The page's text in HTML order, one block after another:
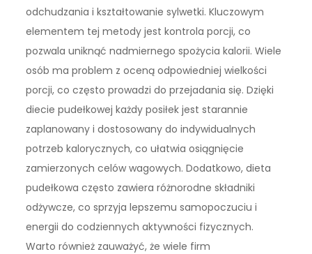
odchudzania i kształtowanie sylwetki. Kluczowym
elementem tej metody jest kontrola porcji, co
pozwala uniknąć nadmiernego spożycia kalorii. Wiele
osób ma problem z oceną odpowiedniej wielkości
porcji, co często prowadzi do przejadania się. Dzięki
diecie pudełkowej każdy posiłek jest starannie
zaplanowany i dostosowany do indywidualnych
potrzeb kalorycznych, co ułatwia osiągnięcie
zamierzonych celów wagowych. Dodatkowo, dieta
pudełkowa często zawiera różnorodne składniki
odżywcze, co sprzyja lepszemu samopoczuciu i
energii do codziennych aktywności fizycznych.
Warto również zauważyć, że wiele firm